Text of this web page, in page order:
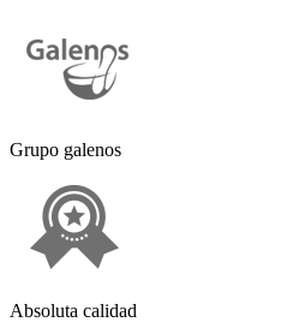
Grupo galenos
Absoluta calidad